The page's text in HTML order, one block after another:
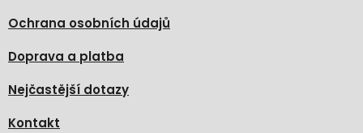
Ochrana osobních údajů
Doprava a platba
Nejčastější dotazy
Kontakt